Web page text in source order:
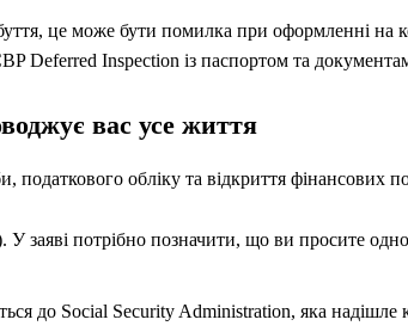
це може бути помилка при оформленні на
Deferred Inspection із паспортом та
вас усе життя
податкового обліку та відкриття фінансових
заяві потрібно позначити, що ви просите
до Social Security Administration, яка